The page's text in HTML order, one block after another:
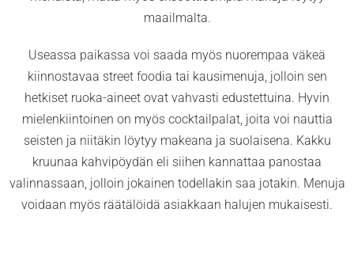
maailmalta.
Useassa paikassa voi saada myös nuorempaa väkeä
kiinnostavaa street foodia tai kausimenuja, jolloin sen
hetkiset ruoka-aineet ovat vahvasti edustettuina. Hyvin
mielenkiintoinen on myös cocktailpalat, joita voi nauttia
seisten ja niitäkin löytyy makeana ja suolaisena. Kakku
kruunaa kahvipöydän eli siihen kannattaa panostaa
valinnassaan, jolloin jokainen todellakin saa jotakin. Menuja
voidaan myös räätälöidä asiakkaan halujen mukaisesti.